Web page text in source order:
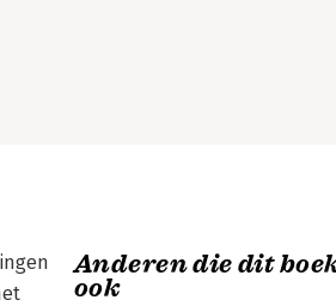
Anderen die dit
ook